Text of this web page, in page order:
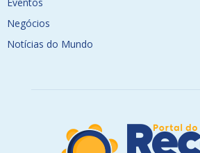
Negócios
Notícias do Mundo